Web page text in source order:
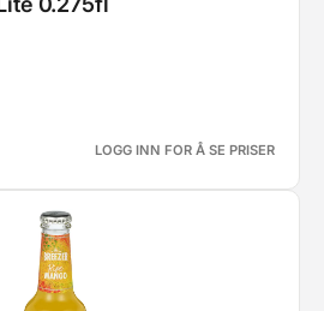
LOGG INN FOR Å SE PRISER